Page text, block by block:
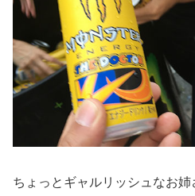
ちょっとギャルリッシュなお